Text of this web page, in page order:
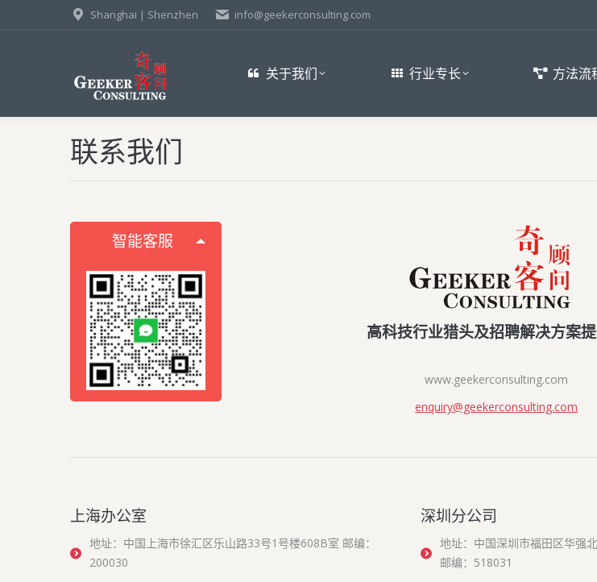
Shanghai | Shenzhen info@geekerconsulting.com
关于我们 行业专长 方法流
联系我们
智能客服
高科技行业猎头及招聘解决方案
www.geekerconsulting.com
enquiry@geekerconsulting.com
上海办公室
地址：中国上海市徐汇区乐山路33号1号楼608B室 邮编：
200030
深圳分公司
地址：中国深圳市福田区华强
邮编：518031